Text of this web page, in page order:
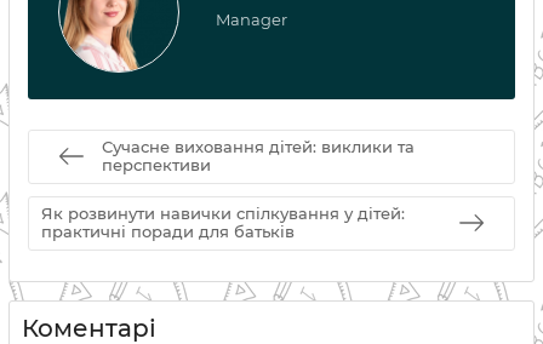
Manager
Сучасне виховання дітей: виклики та
перспективи
Як розвинути навички спілкування у дітей:
практичні поради для батьків
Коментарі